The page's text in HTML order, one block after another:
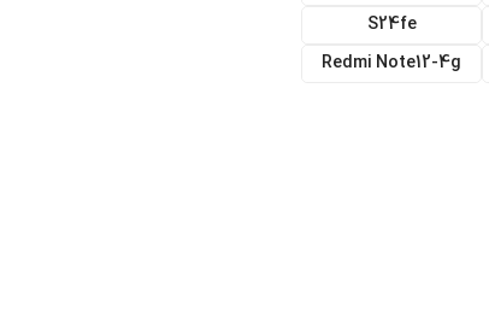
S24fe
Redmi Note12-4g